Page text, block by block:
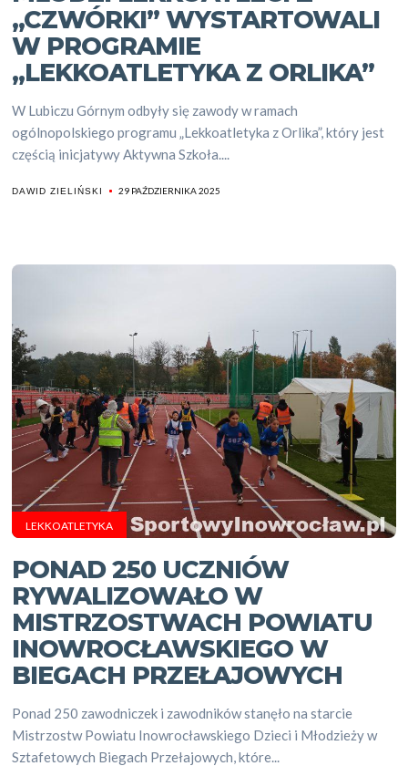
„CZWÓRKI” WYSTARTOWALI
W PROGRAMIE
„LEKKOATLETYKA Z ORLIKA”
W Lubiczu Górnym odbyły się zawody w ramach
ogólnopolskiego programu „Lekkoatletyka z Orlika”, który jest
częścią inicjatywy Aktywna Szkoła....
DAWID ZIELIŃSKI 29 PAŹDZIERNIKA 2025
LEKKOATLETYKA
PONAD 250 UCZNIÓW
RYWALIZOWAŁO W
MISTRZOSTWACH POWIATU
INOWROCŁAWSKIEGO W
BIEGACH PRZEŁAJOWYCH
Ponad 250 zawodniczek i zawodników stanęło na starcie
Mistrzostw Powiatu Inowrocławskiego Dzieci i Młodzieży w
Sztafetowych Biegach Przełajowych, które...